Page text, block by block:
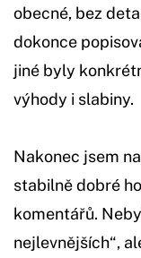
obecné, bez
dokonce
jiné byly
výhody i slabiny.
Nakonec jsem
stabilně dobré
komentářů.
nejlevnějších“,